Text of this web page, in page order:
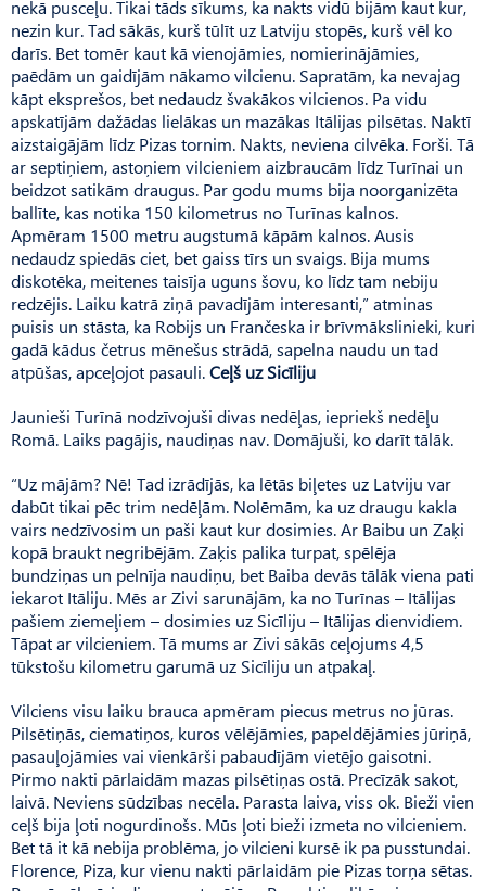
nekā pusceļu. Tikai tāds sīkums, ka nakts vidū bijām kaut kur,
nezin kur. Tad sākās, kurš tūlīt uz Latviju stopēs, kurš vēl ko
darīs. Bet tomēr kaut kā vienojāmies, nomierinājāmies,
paēdām un gaidījām nākamo vilcienu. Sapratām, ka nevajag
kāpt eksprešos, bet nedaudz švakākos vilcienos. Pa vidu
apskatījām dažādas lielākas un mazākas Itālijas pilsētas. Naktī
aizstaigājām līdz Pizas tornim. Nakts, neviena cilvēka. Forši. Tā
ar septiņiem, astoņiem vilcieniem aizbraucām līdz Turīnai un
beidzot satikām draugus. Par godu mums bija noorganizēta
ballīte, kas notika 150 kilometrus no Turīnas kalnos.
Apmēram 1500 metru augstumā kāpām kalnos. Ausis
nedaudz spiedās ciet, bet gaiss tīrs un svaigs. Bija mums
diskotēka, meitenes taisīja uguns šovu, ko līdz tam nebiju
redzējis. Laiku katrā ziņā pavadījām interesanti,” atminas
puisis un stāsta, ka Robijs un Frančeska ir brīvmākslinieki, kuri
gadā kādus četrus mēnešus strādā, sapelna naudu un tad
atpūšas, apceļojot pasauli.Ceļš uz Sicīliju
Jaunieši Turīnā nodzīvojuši divas nedēļas, iepriekš nedēļu
Romā. Laiks pagājis, naudiņas nav. Domājuši, ko darīt tālāk.
“Uz mājām? Nē! Tad izrādījās, ka lētās biļetes uz Latviju var
dabūt tikai pēc trim nedēļām. Nolēmām, ka uz draugu kakla
vairs nedzīvosim un paši kaut kur dosimies. Ar Baibu un Zaķi
kopā braukt negribējām. Zaķis palika turpat, spēlēja
bundziņas un pelnīja naudiņu, bet Baiba devās tālāk viena pati
iekarot Itāliju. Mēs ar Zivi sarunājām, ka no Turīnas – Itālijas
pašiem ziemeļiem – dosimies uz Sicīliju – Itālijas dienvidiem.
Tāpat ar vilcieniem. Tā mums ar Zivi sākās ceļojums 4,5
tūkstošu kilometru garumā uz Sicīliju un atpakaļ.
Vilciens visu laiku brauca apmēram piecus metrus no jūras.
Pilsētiņās, ciematiņos, kuros vēlējāmies, papeldējāmies jūriņā,
pasauļojāmies vai vienkārši pabaudījām vietējo gaisotni.
Pirmo nakti pārlaidām mazas pilsētiņas ostā. Precīzāk sakot,
laivā. Neviens sūdzības necēla. Parasta laiva, viss ok. Bieži vien
ceļš bija ļoti nogurdinošs. Mūs ļoti bieži izmeta no vilcieniem.
Bet tā it kā nebija problēma, jo vilcieni kursē ik pa pusstundai.
Florence, Piza, kur vienu nakti pārlaidām pie Pizas torņa sētas.